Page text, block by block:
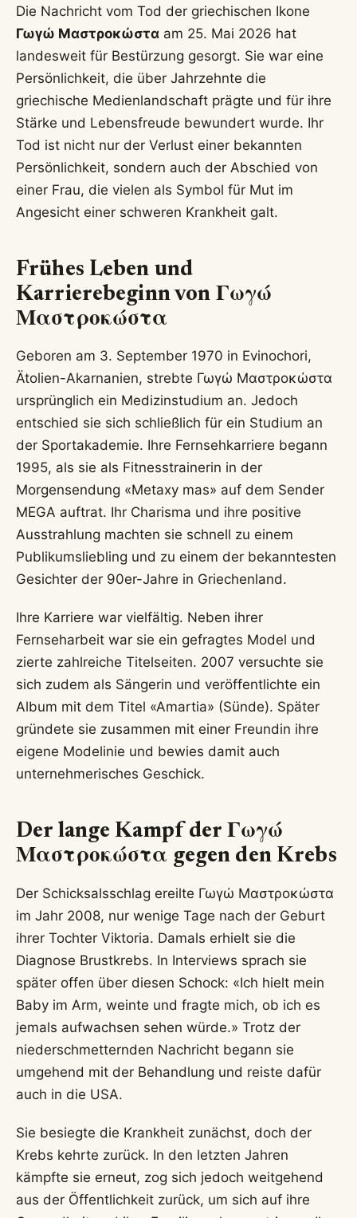
Die Nachricht vom Tod der griechischen Ikone
Γωγώ Μαστροκώστα am 25. Mai 2026 hat
landesweit für Bestürzung gesorgt. Sie war eine
Persönlichkeit, die über Jahrzehnte die
griechische Medienlandschaft prägte und für ihre
Stärke und Lebensfreude bewundert wurde. Ihr
Tod ist nicht nur der Verlust einer bekannten
Persönlichkeit, sondern auch der Abschied von
einer Frau, die vielen als Symbol für Mut im
Angesicht einer schweren Krankheit galt.
Frühes Leben und
Karrierebeginn von Γωγώ
Μαστροκώστα
Geboren am 3. September 1970 in Evinochori,
Ätolien-Akarnanien, strebte Γωγώ Μαστροκώστα
ursprünglich ein Medizinstudium an. Jedoch
entschied sie sich schließlich für ein Studium an
der Sportakademie. Ihre Fernsehkarriere begann
1995, als sie als Fitnesstrainerin in der
Morgensendung «Metaxy mas» auf dem Sender
MEGA auftrat. Ihr Charisma und ihre positive
Ausstrahlung machten sie schnell zu einem
Publikumsliebling und zu einem der bekanntesten
Gesichter der 90er-Jahre in Griechenland.
Ihre Karriere war vielfältig. Neben ihrer
Fernseharbeit war sie ein gefragtes Model und
zierte zahlreiche Titelseiten. 2007 versuchte sie
sich zudem als Sängerin und veröffentlichte ein
Album mit dem Titel «Amartia» (Sünde). Später
gründete sie zusammen mit einer Freundin ihre
eigene Modelinie und bewies damit auch
unternehmerisches Geschick.
Der lange Kampf der Γωγώ
Μαστροκώστα gegen den Krebs
Der Schicksalsschlag ereilte Γωγώ Μαστροκώστα
im Jahr 2008, nur wenige Tage nach der Geburt
ihrer Tochter Viktoria. Damals erhielt sie die
Diagnose Brustkrebs. In Interviews sprach sie
später offen über diesen Schock: «Ich hielt mein
Baby im Arm, weinte und fragte mich, ob ich es
jemals aufwachsen sehen würde.» Trotz der
niederschmetternden Nachricht begann sie
umgehend mit der Behandlung und reiste dafür
auch in die USA.
Sie besiegte die Krankheit zunächst, doch der
Krebs kehrte zurück. In den letzten Jahren
kämpfte sie erneut, zog sich jedoch weitgehend
aus der Öffentlichkeit zurück, um sich auf ihre